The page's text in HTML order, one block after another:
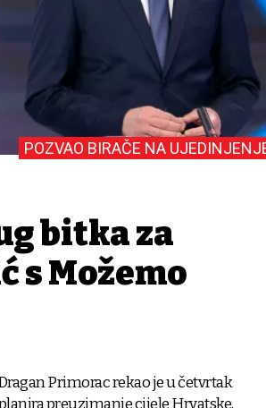
POZVAO BIRAČE NA
bitka za
s Možemo
Primorac rekao je u četvrtak
preuzimanje cijele Hrvatske,